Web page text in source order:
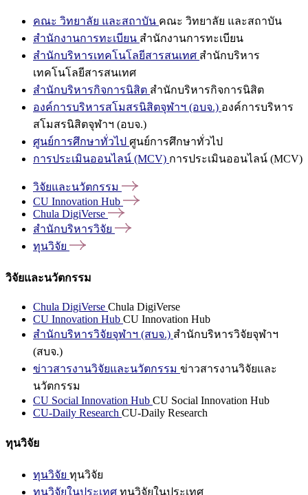
คณะ วิทยาลัย และสถาบัน คณะ วิทยาลัย และสถาบัน
สำนักงานการทะเบียน สำนักงานการทะเบียน
สำนักบริหารเทคโนโลยีสารสนเทศ สำนักบริหาร
เทคโนโลยีสารสนเทศ
สำนักบริหารกิจการนิสิต สำนักบริหารกิจการนิสิต
องค์การบริหารสโมสรนิสิตจุฬาฯ (อบจ.) องค์การบริหาร
สโมสรนิสิตจุฬาฯ (อบจ.)
ศูนย์การศึกษาทั่วไป ศูนย์การศึกษาทั่วไป
การประเมินออนไลน์ (MCV) การประเมินออนไลน์ (MCV)
วิจัยและนวัตกรรม
CU Innovation Hub
Chula DigiVerse
สำนักบริหารวิจัย
ทุนวิจัย
วิจัยและนวัตกรรม
Chula DigiVerse Chula DigiVerse
CU Innovation Hub CU Innovation Hub
สำนักบริหารวิจัยจุฬาฯ (สบจ.) สำนักบริหารวิจัยจุฬาฯ
(สบจ.)
ข่าวสารงานวิจัยและนวัตกรรม ข่าวสารงานวิจัยและ
นวัตกรรม
CU Social Innovation Hub CU Social Innovation Hub
CU-Daily Research CU-Daily Research
ทุนวิจัย
ทุนวิจัย ทุนวิจัย
ทุนวิจัยในประเทศ ทุนวิจัยในประเทศ